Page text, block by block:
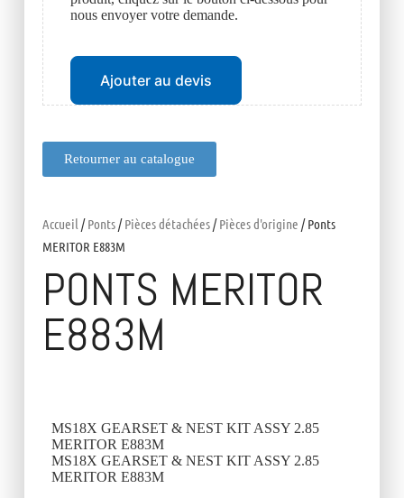
Retourner au catalogue
Accueil /Ponts/Pièces détachées/Pièces d'origine / Ponts
MERITOR E883M
PONTS MERITOR
E883M
MS18X GEARSET & NEST KIT ASSY 2.85
MERITOR E883M
MS18X GEARSET & NEST KIT ASSY 2.85
MERITOR E883M
nous envoyer votre demande.
Ajouter au devis